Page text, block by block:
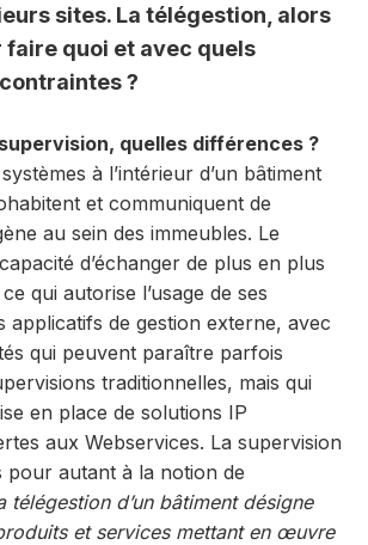
sites. La télégestion, alors
faire quoi et avec quels
?
quelles différences ?
à l’intérieur d’un bâtiment
et communiquent de
au sein des immeubles. Le
d’échanger de plus en plus
qui autorise l’usage de ses
applicatifs de gestion externe, avec
qui peuvent paraître parfois
traditionnelles, mais qui
en place de solutions IP
aux Webservices. La supervision
pour autant à la notion de
télégestion d’un bâtiment désigne
et services mettant en œuvre